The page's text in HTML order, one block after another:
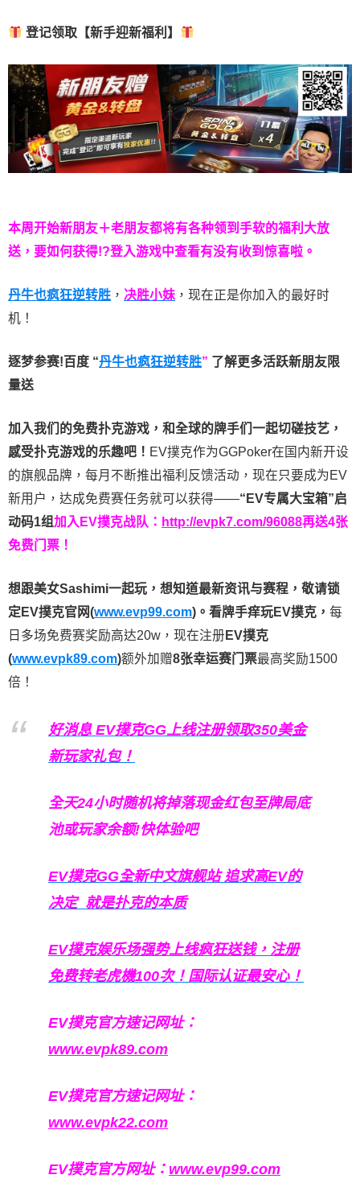
登记领取【新手迎新福利】
本周开始新朋友＋老朋友都将有各种领到手软的福利大放
送，要如何获得!?登入游戏中查看有没有收到惊喜啦。
丹牛也疯狂逆转胜 ， 决胜小妹 ，现在正是你加入的最好时
机！
逐梦参赛!百度 “丹牛也疯狂逆转胜” 了解更多活跃新朋友限
量送
加入我们的免费扑克游戏，和全球的牌手们一起切磋技艺，
感受扑克游戏的乐趣吧！ EV撲克作为GGPoker在国内新开设
的旗舰品牌，每月不断推出福利反馈活动，现在只要成为EV
新用户，达成免费赛任务就可以获得——“EV专属大宝箱”启
动码1组加入EV撲克战队： http://evpk7.com/96088再送4张
免费门票！
想跟美女Sashimi一起玩， 想知道最新资讯与赛程， 敬请锁
定EV撲克官网(www.evp99.com)。 看牌手痒玩EV撲克， 每
日多场免费赛奖励高达20w，现在注册 EV撲克
(www.evpk89.com)额外加赠8张幸运赛门票最高奖励1500
倍！
好消息 EV撲克GG上线注册领取350美金
新玩家礼包！
全天24小时随机将掉落现金红包至牌局底
池或玩家余额!快体验吧
EV撲克GG全新中文旗舰站追求高EV的
决定 就是扑克的本质
EV撲克娱乐场强势上线疯狂送钱，注册
免费转老虎機100次！国际认证最安心！
EV撲克官方速记网址：
www.evpk89.com
EV撲克官方速记网址：
www.evpk22.com
EV撲克官方网址： www.evp99.com